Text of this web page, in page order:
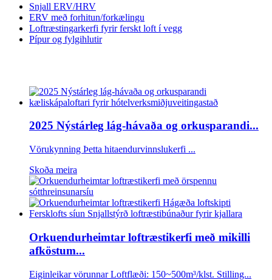
Snjall ERV/HRV
ERV með forhitun/forkælingu
Loftræstingarkerfi fyrir ferskt loft í vegg
Pípur og fylgihlutir
2025 Nýstárleg lág-hávaða og orkusparandi...
Vörukynning Þetta hitaendurvinnslukerfi ...
Skoða meira
Orkuendurheimtar loftræstikerfi með mikilli
afköstum...
Eiginleikar vörunnar Loftflæði: 150~500m³/klst. Stilling...